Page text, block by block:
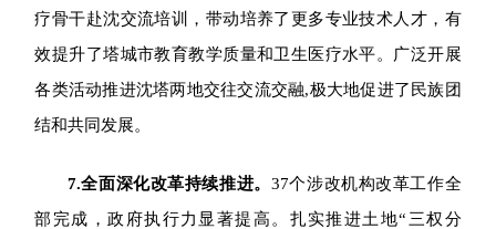
疗骨干赴沈交流培训，带动培养了更多专业技术人才，有
效提升了塔城市教育教学质量和卫生医疗水平。广泛开展
各类活动推进沈塔两地交往交流交融,极大地促进了民族团
结和共同发展。
7.全面深化改革持续推进。 37个涉改机构改革工作全
部完成，政府执行力显著提高。扎实推进土地“三权分